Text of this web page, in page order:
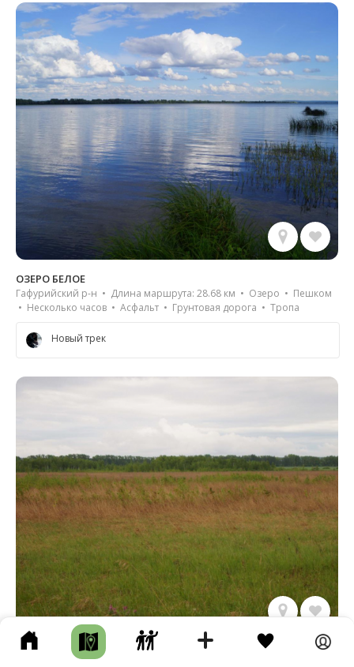
ОЗЕРО БЕЛОЕ
Гафурийский р-н • Длина маршрута: 28.68 км • Озеро • Пешком
• Несколько часов • Асфальт • Грунтовая дорога • Тропа
Новый трек
ОЗЕРО ШИНГАККУЛЬ